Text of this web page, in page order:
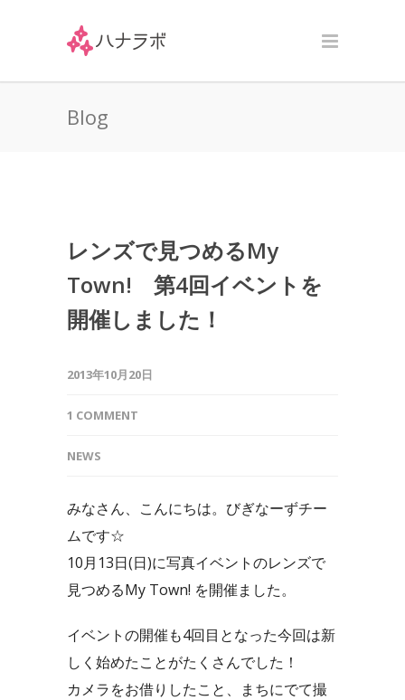
Blog
レンズで見つめるMy
Town! 第4回イベントを
開催しました！
2013年10月20日
1 COMMENT
NEWS
みなさん、こんにちは。びぎなーずチー
ムです☆
10月13日(日)に写真イベントのレンズで
見つめるMy Town! を開催ました。
イベントの開催も4回目となった今回は新
しく始めたことがたくさんでした！
カメラをお借りしたこと、まちにでて撮